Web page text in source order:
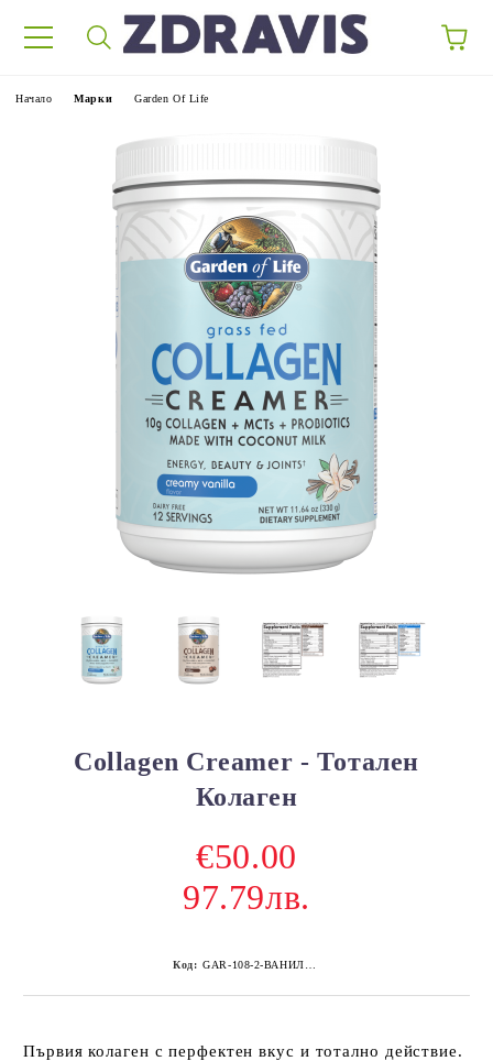
Начало Марки Garden Of Life
Collagen Creamer - Тотален
Колаген
€50.00
97.79лв.
Код:
Първия колаген с перфектен вкус и тотално действие.